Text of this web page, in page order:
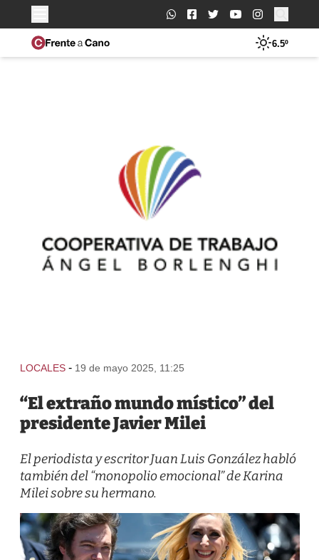
Buscar:
6.5º
LOCALES - 19 de mayo 2025, 11:25
“El extraño mundo místico” del
presidente Javier Milei
El periodista y escritor Juan Luis González habló
también del “monopolio emocional” de Karina
Milei sobre su hermano.